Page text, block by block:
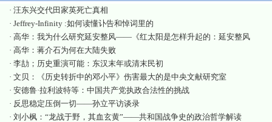
· 汪东兴交代田家英死亡真相
· Jeffrey-Infinity :如何读懂讣告和悼词里的
· 高华：我为什么研究延安整风——《红太阳是怎样升起的：延安整风
· 高华：蒋介石为何在大陆失败
· 李劼；历史重演可能：东汉末年或清末民初
· 文贝：《历史转折中的邓小平》伤害最大的是中央文献研究室
· 安德鲁·拉利波特等：中国共产党执政合法性的挑战
· 反思稳定压倒一切——孙立平访谈录
· 刘小枫：“龙战于野，其血玄黄”——共和国战争史的政治哲学解读